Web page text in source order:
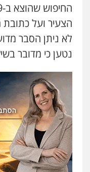
עו"ד
פלילי
חנא
פלילי
עו"ד
פלילי
סמים
הצעיר ועל כתובת
לא ניתן הסבר
נטען כי מדובר